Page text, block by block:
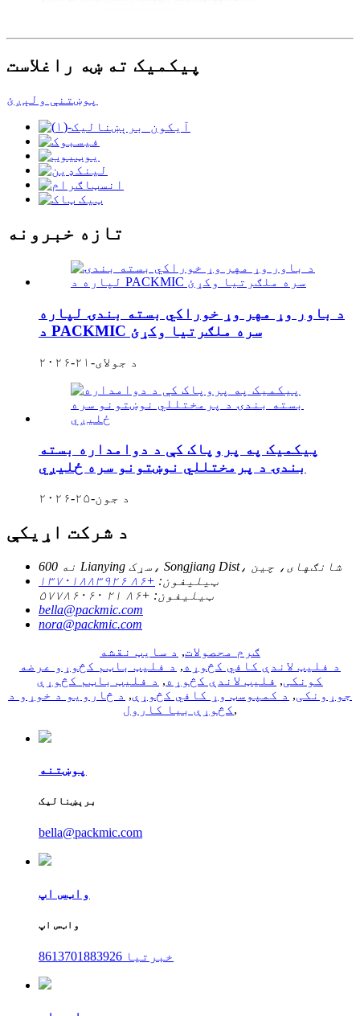
پیکمیک ته ښه راغلاست
پوښتنې ولېږئ
تازه خبرونه
د باور وړ مهر وړ خوراکي بسته بندۍ لپاره
د PACKMIC سره ملګرتیا وکړئ
د جولای-۲۱-۲۰۲۶
پیکمیک په پروپاک کې د دوامداره بسته
بندۍ د پرمختللي نوښتونو سره ځلیږي
د جون-۲۵-۲۰۲۶
د شرکت اړیکې
نه 600 Lianying سړک، Songjiang Dist، شانګهای، چین
ټیلیفون: +۸۶ ۱۳۷۰۱۸۸۳۹۲۶
ټیلیفون: +۸۶ ۲۱ ۵۷۷۸۶۰۶۰
bella@packmic.com
nora@packmic.com
ګرم محصولات, د سایټ نقشه
د فلیټ لاندې کافي کڅوړه , د فلیټ باټم کڅوړو عرضه
کونکی, فلیټ لاندې کڅوړه , د فلیټ باټم کڅوړې
جوړونکی, د کمپوسټ وړ کافي کڅوړې, د څارویو د خوړو د
کڅوړې بیا کارول,
پوښتنه
برېښنالیک
bella@packmic.com
واټس اپ
واټس اپ
8613701883926 خبرتیا